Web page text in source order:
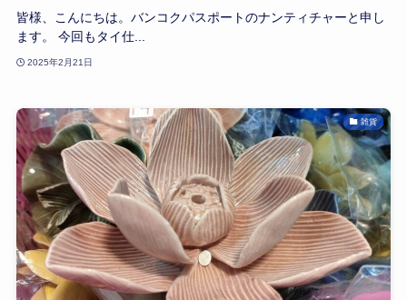
皆様、こんにちは。バンコクパスポートのナンティチャーと申し
ます。 今回もタイ仕...
2025年2月21日
雑貨